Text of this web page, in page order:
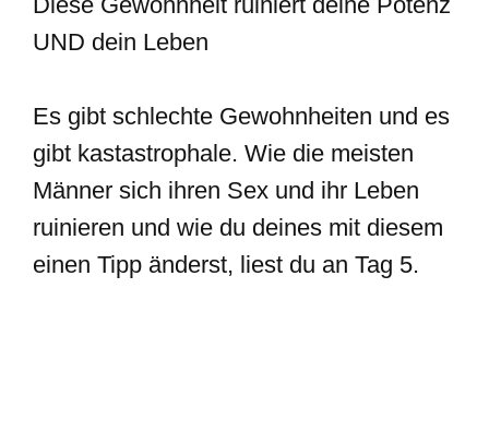
UND dein Leben
Es gibt schlechte Gewohnheiten und es
gibt kastastrophale. Wie die meisten
Männer sich ihren Sex und ihr Leben
ruinieren und wie du deines mit diesem
einen Tipp änderst, liest du an Tag 5.